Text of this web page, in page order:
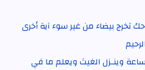
تخرج بيضاء من غير سوء آية أخرى
وينـزل الغيث ويعلم ما في